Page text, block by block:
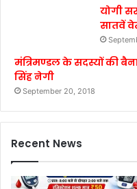
योगी
सातवें
मंत्रिमण्डल के सदस्यों की
सिंह नेगी
September 20, 2018
Recent News